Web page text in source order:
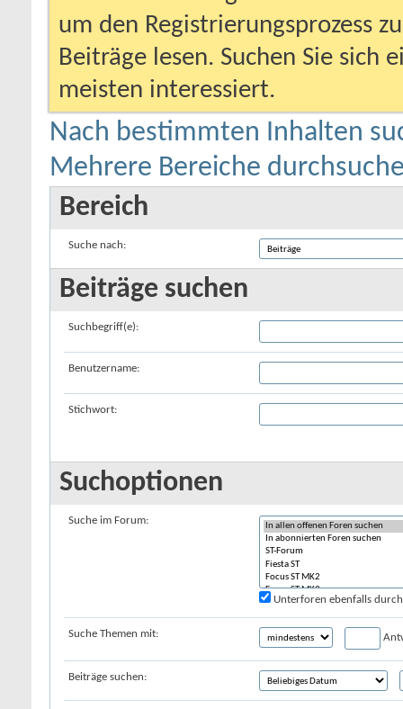
um den Registrierungsprozess
Beiträge lesen. Suchen Sie sich
meisten interessiert.
Nach bestimmten Inhalten
Mehrere Bereiche
Bereich
Suche nach:
Beiträge suchen
Suchbegriff(e):
Benutzername:
Stichwort:
Suchoptionen
Suche im Forum:
Unterforen ebenfalls
Suche Themen mit:
Beiträge suchen: